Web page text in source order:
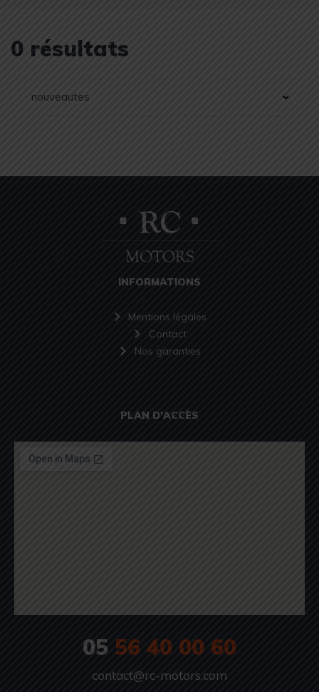
0 résultats
nouveautes
INFORMATIONS
Mentions légales
Contact
Nos garanties
PLAN D'ACCÈS
05 56 40 00 60
contact@rc-motors.com